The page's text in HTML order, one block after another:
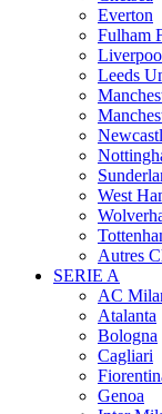
Everton
Fulham
Leeds
West
Autres
SERIE A
AC
Atalanta
Bologna
Cagliari
Genoa